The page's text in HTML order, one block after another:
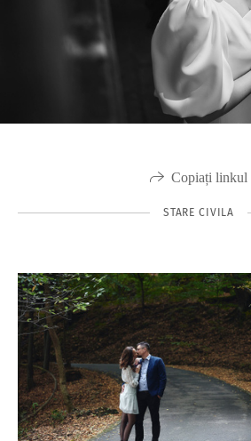
Copiați linkul
STARE CIVILA